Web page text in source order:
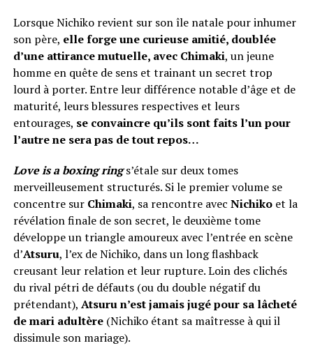
Lorsque Nichiko revient sur son île natale pour inhumer
son père, elle forge une curieuse amitié, doublée
d’une attirance mutuelle, avec Chimaki, un jeune
homme en quête de sens et trainant un secret trop
lourd à porter. Entre leur différence notable d’âge et de
maturité, leurs blessures respectives et leurs
entourages, se convaincre qu’ils sont faits l’un pour
l’autre ne sera pas de tout repos…
Love is a boxing ring s’étale sur deux tomes
merveilleusement structurés. Si le premier volume se
concentre sur Chimaki, sa rencontre avec Nichikoet la
révélation finale de son secret, le deuxième tome
développe un triangle amoureux avec l’entrée en scène
d’Atsuru, l’ex de Nichiko, dans un long flashback
creusant leur relation et leur rupture. Loin des clichés
du rival pétri de défauts (ou du double négatif du
prétendant), Atsuru n’est jamais jugé pour sa lâcheté
de mari adultère(Nichiko étant sa maîtresse à qui il
dissimule son mariage).